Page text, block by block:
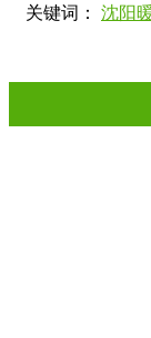
关键词： 沈阳